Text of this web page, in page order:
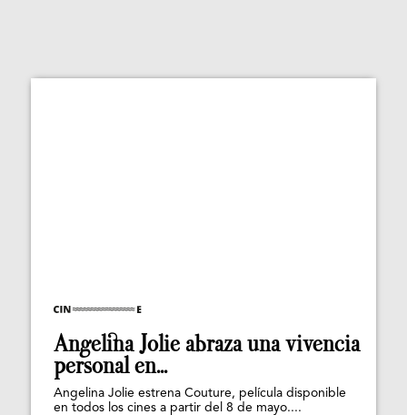
Angelina Jolie abraza una vivencia
personal en...
Angelina Jolie estrena Couture, película disponible
en todos los cines a partir del 8 de mayo....